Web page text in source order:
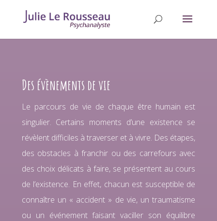
Des évènements de vie
Le parcours de vie de chaque être humain est
singulier. Certains moments d’une existence se
révèlent difficiles à traverser et à vivre. Des étapes,
des obstacles à franchir ou des carrefours avec
des choix délicats à faire, se présentent au cours
de l’existence. En effet, chacun est susceptible de
connaître un « accident » de vie, un traumatisme
ou un événement faisant vaciller son équilibre